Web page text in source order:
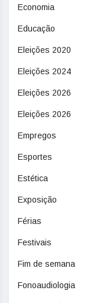
Economia
Educação
Eleições 2020
Eleições 2024
Eleições 2026
Eleições 2026
Empregos
Esportes
Estética
Exposição
Férias
Festivais
Fim de semana
Fonoaudiologia